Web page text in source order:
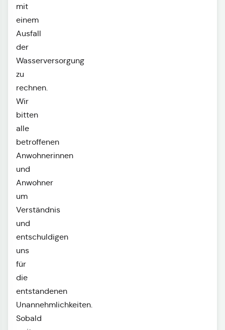
mit
einem
Ausfall
der
Wasserversorgung
zu
rechnen.
Wir
bitten
alle
betroffenen
Anwohnerinnen
und
Anwohner
um
Verständnis
und
entschuldigen
uns
für
die
entstandenen
Unannehmlichkeiten.
Sobald